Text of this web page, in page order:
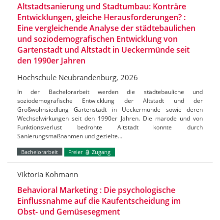
Altstadtsanierung und Stadtumbau: Konträre
Entwicklungen, gleiche Herausforderungen? :
Eine vergleichende Analyse der städtebaulichen
und soziodemografischen Entwicklung von
Gartenstadt und Altstadt in Ueckermünde seit
den 1990er Jahren
Hochschule Neubrandenburg, 2026
In der Bachelorarbeit werden die städtebauliche und
soziodemografische Entwicklung der Altstadt und der
Großwohnsiedlung Gartenstadt in Ueckermünde sowie deren
Wechselwirkungen seit den 1990er Jahren. Die marode und von
Funktionsverlust bedrohte Altstadt konnte durch
Sanierungsmaßnahmen und gezielte…
Bachelorarbeit Freier Zugang
Viktoria Kohmann
Behavioral Marketing : Die psychologische
Einflussnahme auf die Kaufentscheidung im
Obst- und Gemüsesegment